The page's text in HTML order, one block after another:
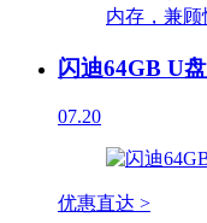
闪迪64GB U
07.20
优惠直达 >